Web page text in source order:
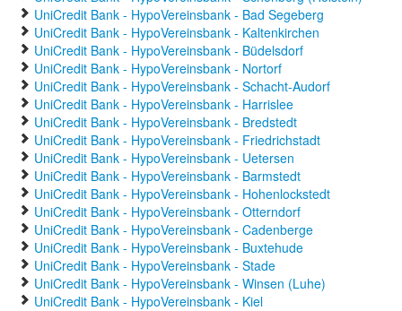
UniCredit Bank - HypoVereinsbank - Bad Segeberg
UniCredit Bank - HypoVereinsbank - Kaltenkirchen
UniCredit Bank - HypoVereinsbank - Büdelsdorf
UniCredit Bank - HypoVereinsbank - Nortorf
UniCredit Bank - HypoVereinsbank - Schacht-Audorf
UniCredit Bank - HypoVereinsbank - Harrislee
UniCredit Bank - HypoVereinsbank - Bredstedt
UniCredit Bank - HypoVereinsbank - Friedrichstadt
UniCredit Bank - HypoVereinsbank - Uetersen
UniCredit Bank - HypoVereinsbank - Barmstedt
UniCredit Bank - HypoVereinsbank - Hohenlockstedt
UniCredit Bank - HypoVereinsbank - Otterndorf
UniCredit Bank - HypoVereinsbank - Cadenberge
UniCredit Bank - HypoVereinsbank - Buxtehude
UniCredit Bank - HypoVereinsbank - Stade
UniCredit Bank - HypoVereinsbank - Winsen (Luhe)
UniCredit Bank - HypoVereinsbank - Kiel